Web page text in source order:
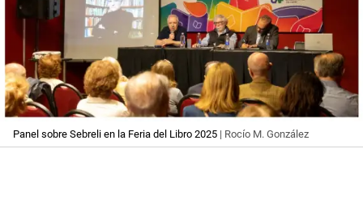
Panel sobre Sebreli en la Feria del Libro 2025 | Rocío M. González